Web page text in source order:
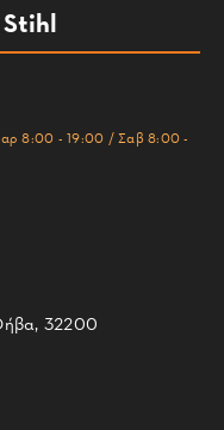
8:00 - 19:00 / Σαβ 8:00 -
32200